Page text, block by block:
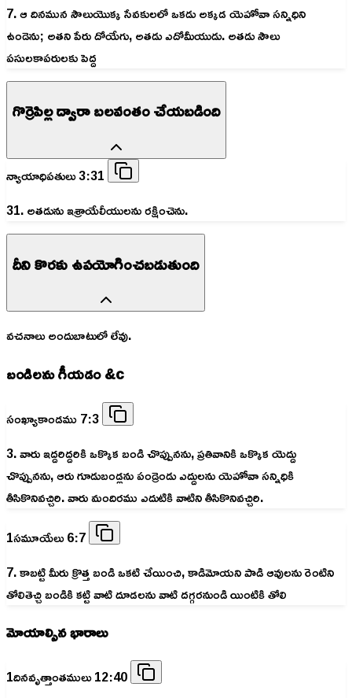
7. ఆ దినమున సౌలుయొక్క సేవకులలో ఒకడు అక్కడ యెహోవా సన్నిధిని
ఉండెను; అతని పేరు దోయేగు, అతడు ఎదోమీయుడు. అతడు సౌలు
పసులకాపరులకు పెద్ద
గొర్రెపిల్ల ద్వారా బలవంతం చేయబడింది
న్యాయాధిపతులు 3:31
31. అతడును ఇశ్రాయేలీయులను రక్షించెను.
దీని కొరకు ఉపయోగించబడుతుంది
వచనాలు అందుబాటులో లేవు.
బండిలను గీయడం &c
సంఖ్యాకాండము 7:3
3. వారు ఇద్దరిద్దరికి ఒక్కొక బండి చొప్పునను, ప్రతివానికి ఒక్కొక యెద్దు
చొప్పునను, ఆరు గూడుబండ్లను పండ్రెండు ఎద్దులను యెహోవా సన్నిధికి
తీసికొనివచ్చిరి. వారు మందిరము ఎదుటికి వాటిని తీసికొనివచ్చిరి.
1సమూయేలు 6:7
7. కాబట్టి మీరు క్రొత్త బండి ఒకటి చేయించి, కాడిమోయని పాడి ఆవులను రెంటిని
తోలితెచ్చి బండికి కట్టి వాటి దూడలను వాటి దగ్గరనుండి యింటికి తోలి
మోయాల్సిన భారాలు
1దినవృత్తాంతములు 12:40